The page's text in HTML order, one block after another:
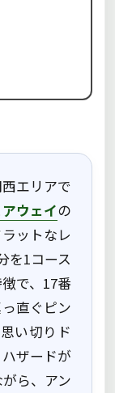
エリアで
ウェイの
ットなレ
を1コース
で、17番
直ぐピン
い切りド
ザードが
ら、アン